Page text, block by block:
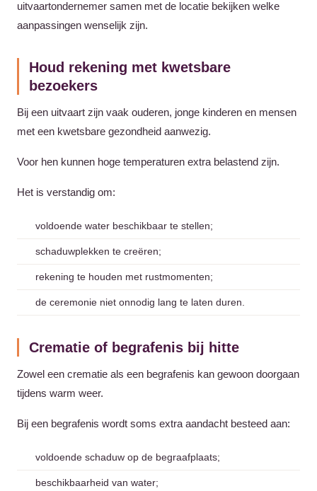
uitvaartondernemer samen met de locatie bekijken welke
aanpassingen wenselijk zijn.
Houd rekening met kwetsbare
bezoekers
Bij een uitvaart zijn vaak ouderen, jonge kinderen en mensen
met een kwetsbare gezondheid aanwezig.
Voor hen kunnen hoge temperaturen extra belastend zijn.
Het is verstandig om:
voldoende water beschikbaar te stellen;
schaduwplekken te creëren;
rekening te houden met rustmomenten;
de ceremonie niet onnodig lang te laten duren.
Crematie of begrafenis bij hitte
Zowel een crematie als een begrafenis kan gewoon doorgaan
tijdens warm weer.
Bij een begrafenis wordt soms extra aandacht besteed aan:
voldoende schaduw op de begraafplaats;
beschikbaarheid van water;